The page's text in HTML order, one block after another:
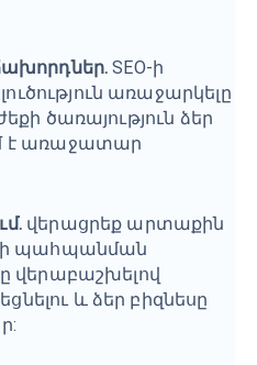
SEO-ի
առաջարկելը
ծառայություն ձեր
է առաջատար
վերացրեք արտաքին
պահպանման
վերաբաշխելով
և ձեր բիզնեսը